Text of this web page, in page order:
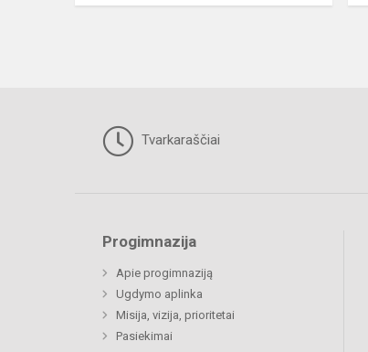
Tvarkaraščiai
Progimnazija
Apie progimnaziją
Ugdymo aplinka
Misija, vizija, prioritetai
Pasiekimai